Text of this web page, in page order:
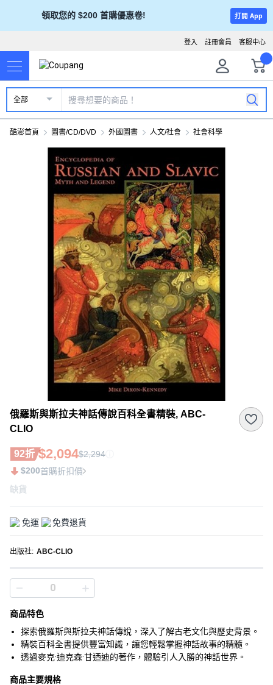
領取您的 $200 首購優惠卷! 打開 App
客服中心
註冊會員
登入
全部
酷澎首頁 圖書/CD/DVD 外國圖書 人文/社會 社會科學
俄羅斯與斯拉夫神話傳說百科全書精裝, ABC-
CLIO
92折 $2,094$2,294
$200首購折扣價
缺貨
免運 免費退貨
出版社: ABC-CLIO
商品特色
探索俄羅斯與斯拉夫神話傳說，深入了解古老文化與歷史背景。
精裝百科全書提供豐富知識，讓您輕鬆掌握神話故事的精髓。
透過麥克·迪克森·甘迺迪的著作，體驗引人入勝的神話世界。
商品主要規格